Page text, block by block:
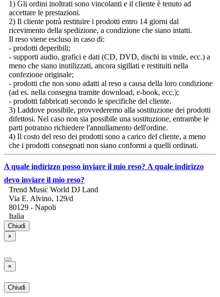
1) Gli ordini inoltrati sono vincolanti e il cliente è tenuto ad
accettare le prestazioni.
2) Il cliente potrà restituire i prodotti entro 14 giorni dal
ricevimento della spedizione, a condizione che siano intatti.
Il reso viene escluso in caso di:
- prodotti deperibili;
- supporti audio, grafici e dati (CD, DVD, dischi in vinile, ecc.) a
meno che siano inutilizzati, ancora sigillati e restituiti nella
confezione originale;
- prodotti che non sono adatti al reso a causa della loro condizione
(ad es. nella consegna tramite download, e-book, ecc.);
- prodotti fabbricati secondo le specifiche del cliente.
3) Laddove possibile, provvederemo alla sostituzione dei prodotti
difettosi. Nel caso non sia possibile una sostituzione, entrambe le
parti potranno richiedere l'annullamento dell'ordine.
4) Il costo del reso dei prodotti sono a carico del cliente, a meno
che i prodotti consegnati non siano conformi a quelli ordinati.
A quale indirizzo posso inviare il mio reso? A quale indirizzo
devo inviare il mio reso?
Trend Music World DJ Land
Via E. Alvino, 129/d
80129 - Napoli
Italia
Chiudi
×
×
Chiudi